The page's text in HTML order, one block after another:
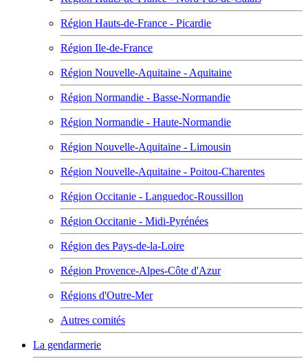
Région Hauts-de-France - Picardie
Région Ile-de-France
Région Nouvelle-Aquitaine - Aquitaine
Région Normandie - Basse-Normandie
Région Normandie - Haute-Normandie
Région Nouvelle-Aquitaine - Limousin
Région Nouvelle-Aquitaine - Poitou-Charentes
Région Occitanie - Languedoc-Roussillon
Région Occitanie - Midi-Pyrénées
Région des Pays-de-la-Loire
Région Provence-Alpes-Côte d'Azur
Régions d'Outre-Mer
Autres comités
La gendarmerie